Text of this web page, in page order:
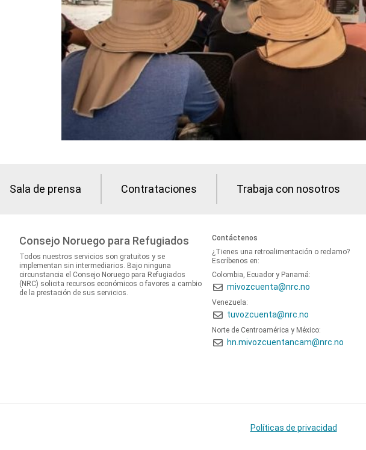
Sala de prensa Contrataciones Trabaja con nosotros
Consejo Noruego para Refugiados
Todos nuestros servicios son gratuitos y se
implementan sin intermediarios. Bajo ninguna
circunstancia el Consejo Noruego para Refugiados
(NRC) solicita recursos económicos o favores a cambio
de la prestación de sus servicios.
Contáctenos
¿Tienes una retroalimentación o reclamo?
Escríbenos en:
Colombia, Ecuador y Panamá:
mivozcuenta@nrc.no
Venezuela:
tuvozcuenta@nrc.no
Norte de Centroamérica y México:
hn.mivozcuentancam@nrc.no
Políticas de privacidad